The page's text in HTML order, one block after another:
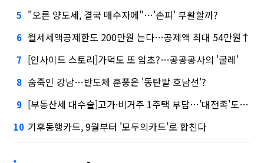
5 "오른 양도세, 결국 매수자에"…'손피' 부활할까?
6 월세세액공제한도 200만원 는다…공제액 최대 54만원↑
7 [인사이드 스토리]가덕도 또 암초?…공공공사의 '굴레'
8 숨죽인 강남…반도체 훈풍은 '동탄발 호남선'?
9 [부동산세 대수술]고가·비거주 1주택 부담…'대전족'도 불똥
10 기후동행카드, 9월부터 '모두의카드'로 합친다